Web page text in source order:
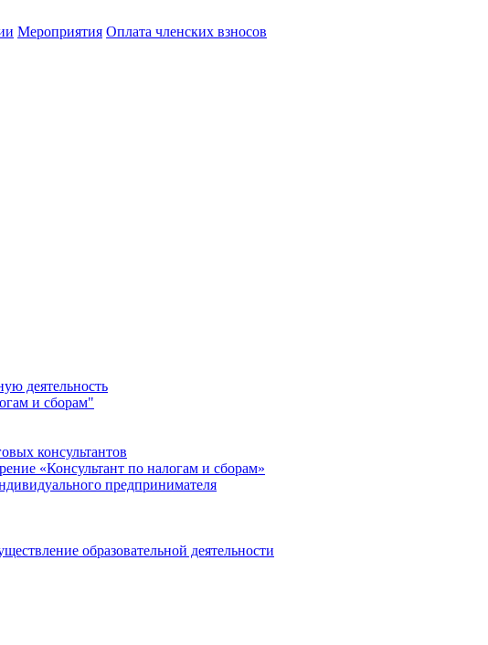
Мероприятия Оплата членских взносов
деятельность
и сборам"
консультантов
«Консультант по налогам и сборам»
предпринимателя
образовательной деятельности